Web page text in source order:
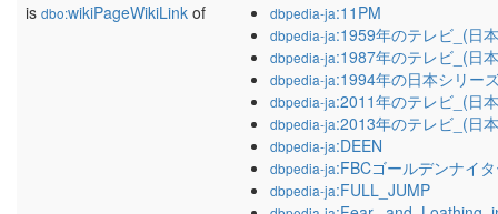
is dbo:wikiPageWikiLink of dbpedia-ja:11PM
dbpedia-ja:1959年のテレビ_(日
dbpedia-ja:1987年のテレビ_(日
dbpedia-ja:1994年の日本シリー
dbpedia-ja:2011年のテレビ_(日
dbpedia-ja:2013年のテレビ_(日
dbpedia-ja:DEEN
dbpedia-ja:FBCゴールデンナイ
dbpedia-ja:FULL_JUMP